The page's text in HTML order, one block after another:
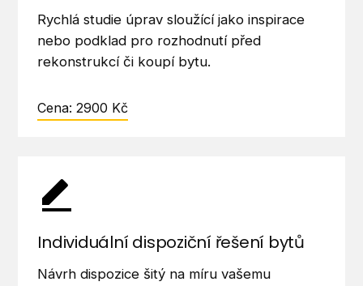
Rychlá studie úprav sloužící jako inspirace
nebo podklad pro rozhodnutí před
rekonstrukcí či koupí bytu.
Cena: 2900 Kč
Individuální dispoziční řešení bytů
Návrh dispozice šitý na míru vašemu